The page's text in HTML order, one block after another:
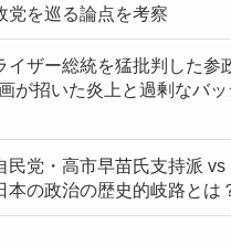
党を巡る論点を考察
イザー総統を猛批判した参
が招いた炎上と過剰なバッ
民党・高市早苗氏支持派 vs
本の政治の歴史的岐路とは